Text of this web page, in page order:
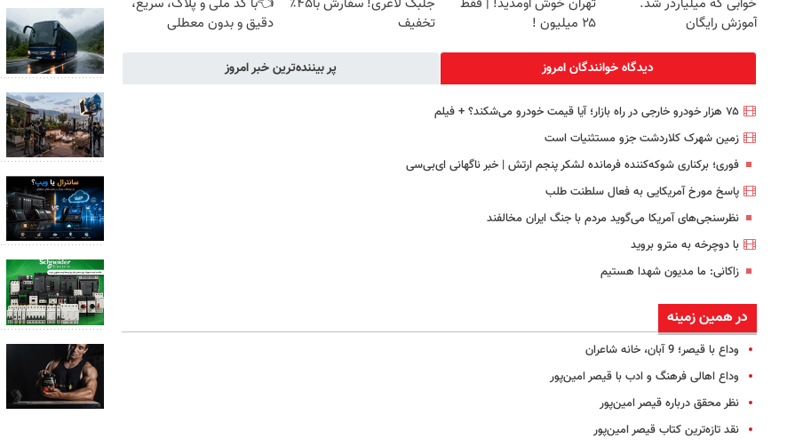
خوابی که میلیاردر شد.
آموزش رایگان
تهران خوش اومدید! | فقط
۲۵ میلیون !
جلبک لاغری! سفارش با۴۵٪
تخفیف
👈با کد ملی و پلاک، سریع،
دقیق و بدون معطلی
دیدگاه خوانندگان امروز پر بیننده‌ترین خبر امروز
۷۵ هزار خودرو خارجی در راه بازار؛ آیا قیمت خودرو می‌شکند؟ + فیلم
زمین شهرک کلاردشت جزو مستثنیات است
فوری؛ برکناری شوکه‌کننده فرمانده لشکر پنجم ارتش | خبر ناگهانی ای‌بی‌سی
پاسخ مورخ آمریکایی به فعال سلطنت طلب
نظرسنجی‌های آمریکا می‌گوید مردم با جنگ ایران مخالفند
با دوچرخه به مترو بروید
زاکانی: ما مدیون شهدا هستیم
در همین زمینه
وداع با قیصر؛ 9 آبان، خانه شاعران
وداع اهالی فرهنگ و ادب با قیصر امین‌پور
نظر محقق درباره قیصر امین‌پور
نقد تازه‌ترین کتاب قیصر امین‌پور